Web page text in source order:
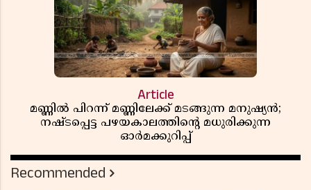
Article
മണ്ണിൽ പിറന്ന് മണ്ണിലേക്ക് മടങ്ങുന്ന മനുഷ്യൻ;
നഷ്ടപ്പെട്ട പഴയകാലത്തിൻ്റെ മധുരിക്കുന്ന
ഓർമക്കുറിപ്പ്
Recommended